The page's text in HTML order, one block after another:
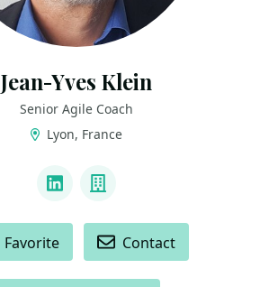
Jean-Yves Klein
Senior Agile Coach
Lyon, France
LinkedInCompany
Favorite Contact